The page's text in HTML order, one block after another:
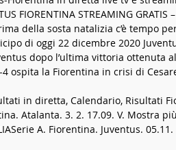
FIORENTINA STREAMING
della sosta natalizia c’è tempo
di oggi 22 dicembre 2020
dopo l’ultima vittoria ottenuta
ospita la Fiorentina in crisi di
in diretta, Calendario, Risultati
Atalanta. 3. 2. 17.09. V. Mostra
A. Fiorentina. Juventus. 05.11.